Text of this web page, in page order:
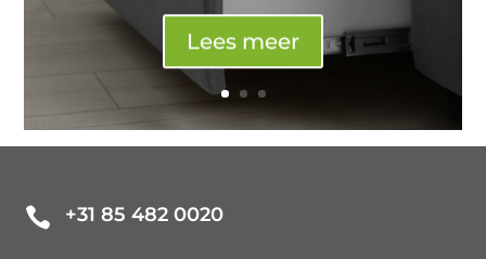
Lees meer
 +31 85 482 0020